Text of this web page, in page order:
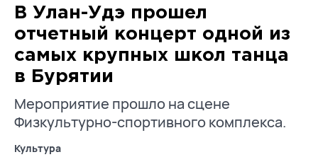
В Улан-Удэ прошел
отчетный концерт одной из
самых крупных школ танца
в Бурятии
Мероприятие прошло на сцене
Физкультурно-спортивного комплекса.
Культура